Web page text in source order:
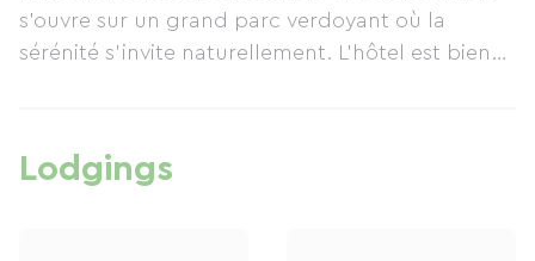
s’ouvre sur un grand parc verdoyant où la
sérénité s’invite naturellement. L’hôtel est bien
.Après les efforts d'une journée de marche sur le
Gr65 ou sur la voie verte à vélo profitez de la
Lodgings